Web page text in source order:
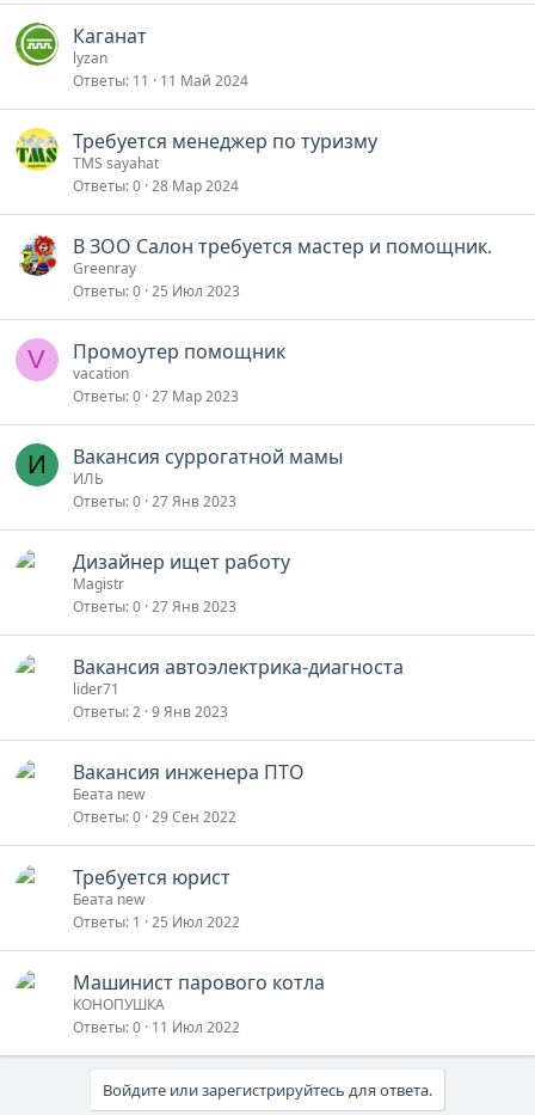
Каганат
lyzan
Ответы 11 11 Май 2024
Требуется менеджер по туризму
TMS sayahat
Ответы 0 28 Мар 2024
В ЗОО Салон требуется мастер и помощник.
Greenray
Ответы 0 25 Июл 2023
V Промоутер помощник
vacation
Ответы 0 27 Мар 2023
И Вакансия суррогатной мамы
ИЛЬ
Ответы 0 27 Янв 2023
Дизайнер ищет работу
Magistr
Ответы 0 27 Янв 2023
Вакансия автоэлектрика-диагноста
lider71
Ответы 2 9 Янв 2023
Вакансия инженера ПТО
Беата new
Ответы 0 29 Сен 2022
Требуется юрист
Беата new
Ответы 1 25 Июл 2022
Машинист парового котла
КОНОПУШКА
Ответы 0 11 Июл 2022
Войдите или зарегистрируйтесь для ответа.